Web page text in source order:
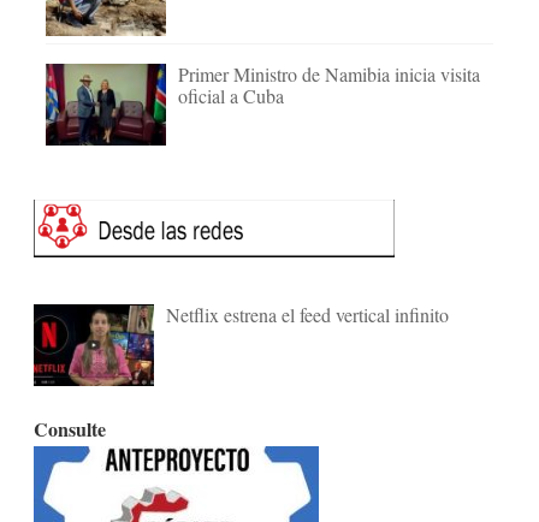
Primer Ministro de Namibia inicia visita
oficial a Cuba
Netflix estrena el feed vertical infinito
Consulte